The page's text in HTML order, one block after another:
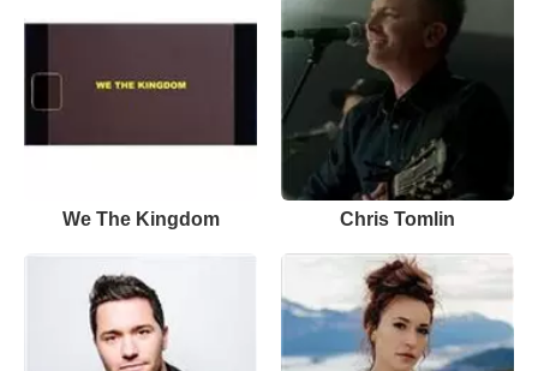
We The Kingdom Chris Tomlin